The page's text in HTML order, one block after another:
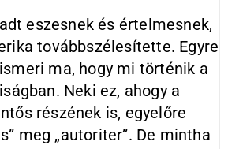
eszesnek és értelmesnek,
továbbszélesítette. Egyre
ma, hogy mi történik a
Neki ez, ahogy a
részének is, egyelőre
meg „autoriter”. De mintha